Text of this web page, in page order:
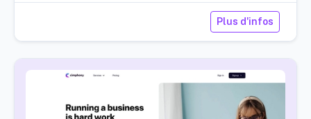
Plus d'infos